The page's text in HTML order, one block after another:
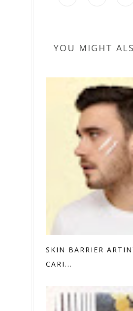
YOU MIGHT
SKIN BARRIER
CARI...